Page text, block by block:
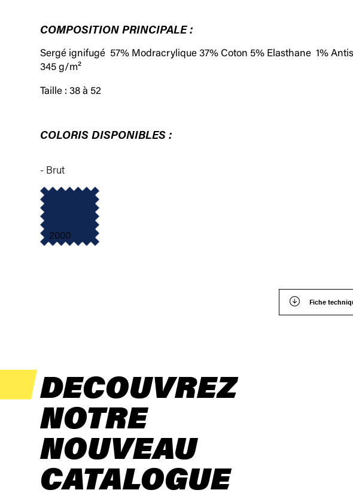
COMPOSITION PRINCIPALE :
Sergé ignifugé 57% Modracrylique 37% Coton 5% Elasthane 1%
345 g/m²
Taille : 38 à 52
COLORIS DISPONIBLES :
- Brut
2000
Fiche
DECOUVREZ
NOTRE
NOUVEAU
CATALOGUE